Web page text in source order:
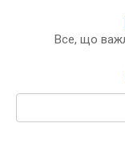
Все, що
Пошук: